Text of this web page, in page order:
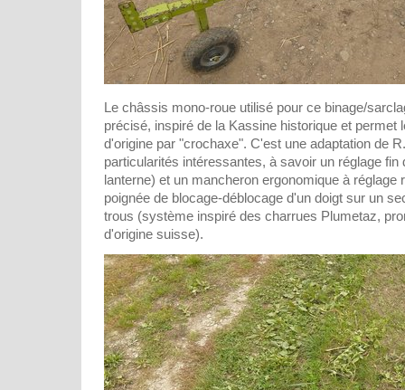
Le châssis mono-roue utilisé pour ce binage/
précisé, inspiré de la Kassine historique et permet
d'origine par "crochaxe". C'est une adaptation de
particularités intéressantes, à savoir un réglage fin
lanterne) et un mancheron ergonomique à réglage
poignée de blocage-déblocage d'un doigt sur un
trous (système inspiré des charrues Plumetaz,
d'origine suisse).